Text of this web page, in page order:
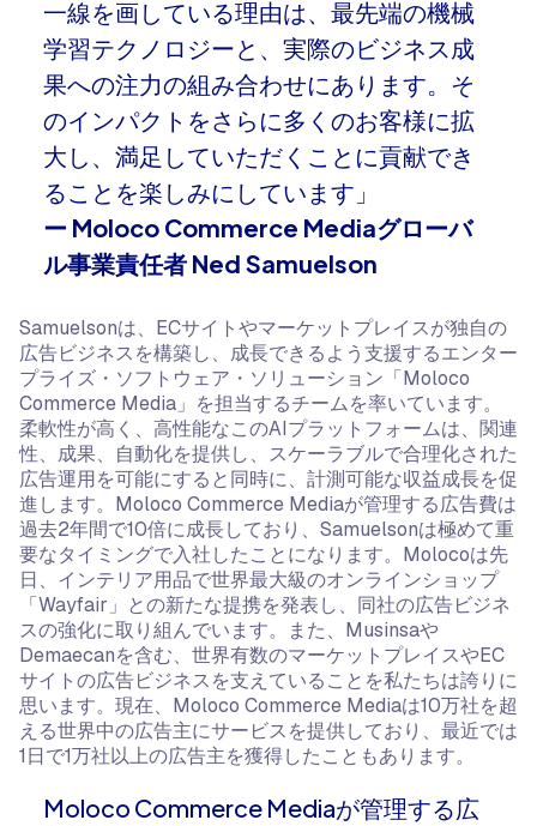
一線を画している理由は、最先端の機械
学習テクノロジーと、実際のビジネス成
果への注力の組み合わせにあります。そ
のインパクトをさらに多くのお客様に拡
大し、満足していただくことに貢献でき
ることを楽しみにしています」
ー Moloco Commerce Mediaグローバ
ル事業責任者 Ned Samuelson
Samuelsonは、ECサイトやマーケットプレイスが独自の
広告ビジネスを構築し、成長できるよう支援するエンター
プライズ・ソフトウェア・ソリューション「Moloco
Commerce Media」を担当するチームを率いています。
柔軟性が高く、高性能なこのAIプラットフォームは、関連
性、成果、自動化を提供し、スケーラブルで合理化された
広告運用を可能にすると同時に、計測可能な収益成長を促
進します。Moloco Commerce Mediaが管理する広告費は
過去2年間で10倍に成長しており、Samuelsonは極めて重
要なタイミングで入社したことになります。Molocoは先
日、インテリア用品で世界最大級のオンラインショップ
「Wayfair」との新たな提携を発表し、同社の広告ビジネ
スの強化に取り組んでいます。また、Musinsaや
Demaecanを含む、世界有数のマーケットプレイスやEC
サイトの広告ビジネスを支えていることを私たちは誇りに
思います。現在、Moloco Commerce Mediaは10万社を超
える世界中の広告主にサービスを提供しており、最近では
1日で1万社以上の広告主を獲得したこともあります。
Moloco Commerce Mediaが管理する広